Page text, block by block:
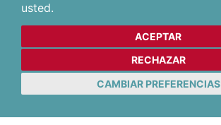
usted.
ACEPTAR
RECHAZAR
CAMBIAR PREFERENCIAS